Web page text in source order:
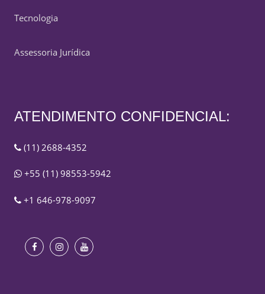
Tecnologia
Assessoria Jurídica
ATENDIMENTO CONFIDENCIAL:
(11) 2688-4352
+55 (11) 98553-5942
+1 646-978-9097